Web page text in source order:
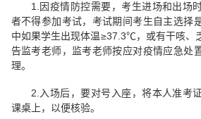
1.因疫情防控需要，考生进场和出场
者不得参加考试，考试期间考生自主选择
中如果学生出现体温≥37.3℃，或有干咳、
告监考老师，监考老师按应对疫情应急处
理。
2.入场后，要对号入座，将本人准考
课桌上，以便核验。